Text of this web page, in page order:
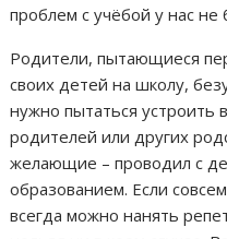
проблем с учёбой у нас не
Родители, пытающиеся
своих детей на школу,
нужно пытаться устроить
родителей или других
желающие – проводил с
образованием. Если
всегда можно нанять